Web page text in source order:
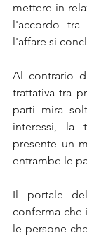
mettere in
l'accordo
l'affare si
Al contrario
trattativa tra
parti mira
interessi, la
presente un
entrambe le
Il portale
conferma che
le persone